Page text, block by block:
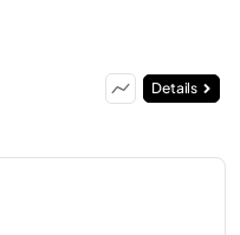
Details